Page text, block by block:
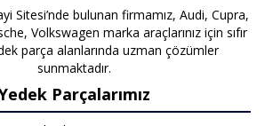
Sitesi’nde bulunan firmamız, Audi, Cupra,
Volkswagen marka araçlarınız için sıfır
parça alanlarında uzman çözümler
sunmaktadır.
Parçalarımız